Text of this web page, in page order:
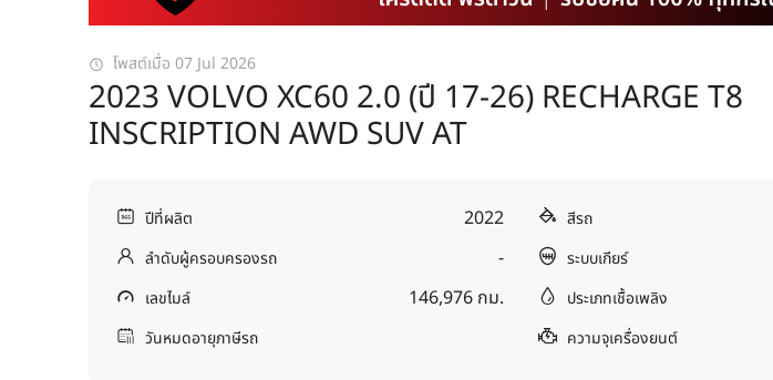
โพสต์เมื่อ 07 Jul 2026
2023 VOLVO XC60 2.0 (ปี 17-26) RECHARGE T8
INSCRIPTION AWD SUV AT
ปีที่ผลิต 2022
ลำดับผู้ครอบครองรถ -
เลขไมล์ 146,976 กม.
วันหมดอายุภาษีรถ
สีรถ
ระบบเกียร์
ประเภทเชื้อเพลิง
ความจุเครื่องยนต์